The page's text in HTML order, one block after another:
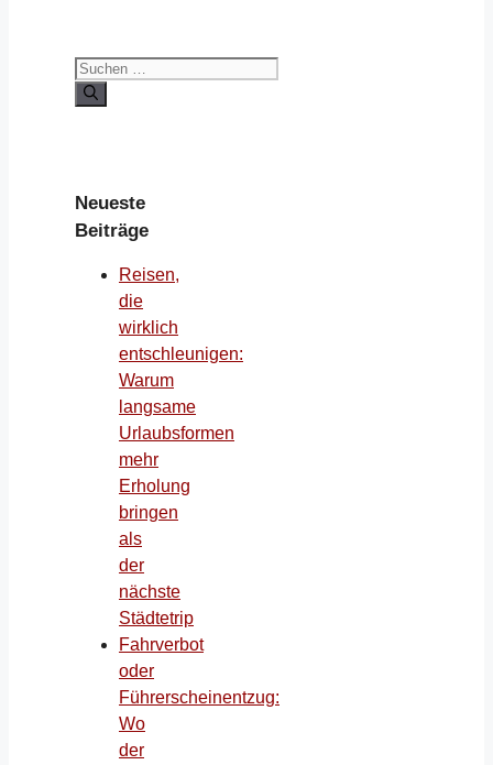
Suchen
nach:
Neueste
Beiträge
Reisen,
die
wirklich
entschleunigen:
Warum
langsame
Urlaubsformen
mehr
Erholung
bringen
als
der
nächste
Städtetrip
Fahrverbot
oder
Führerscheinentzug:
Wo
der